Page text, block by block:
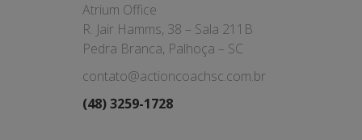
Atrium Office
R. Jair Hamms, 38 – Sala 211B
Pedra Branca, Palhoça – SC
contato@actioncoachsc.com.br
(48) 3259-1728